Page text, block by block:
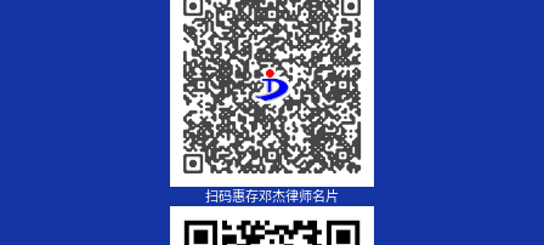
扫码惠存邓杰律师名片